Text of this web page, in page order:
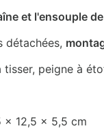
et l'ensouple
détachées,
tisser, peigne à
x 12,5 x 5,5 cm